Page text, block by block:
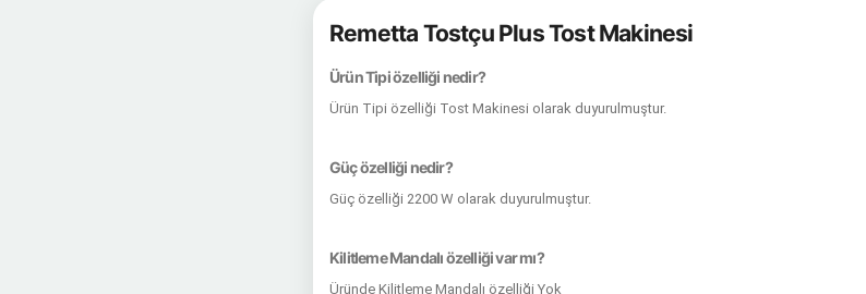
Remetta Tostçu Plus Tost Makinesi
Ürün Tipi özelliği nedir?
Ürün Tipi özelliği Tost Makinesi olarak duyurulmuştur.
Güç özelliği nedir?
Güç özelliği 2200 W olarak duyurulmuştur.
Kilitleme Mandalı özelliği var mı?
Üründe Kilitleme Mandalı özelliği Yok